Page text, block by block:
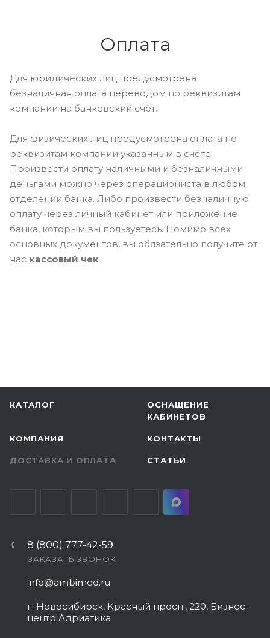
Оплата
Для юридических лиц предусмотрена
безналичная оплата переводом по реквизитам
компании на банковский счёт.
Для физических лиц предусмотрена оплата по
реквизитам компании указанным в счёте.
Произвести оплату наличными и безналичными
деньгами можно через операциониста в любом
отделении банка. Либо произвести безналичную
оплату через личный кабинет или приложение
банка, которым вы пользуетесь. Помимо всех
основных документов, вы обязательно получите от
нас кассовый чек
КАТАЛОГ
ОСНАЩЕНИЕ
КАБИНЕТОВ
КОМПАНИЯ КОНТАКТЫ
ДОСТАВКА И ОПЛАТА СТАТЬИ
8 (800) 777-42-59
ЗАКАЗАТЬ ЗВОНОК
info@ambimed.ru
г. Новосибирск, Красный просп., 220, Бизнес-
центр Адриатика